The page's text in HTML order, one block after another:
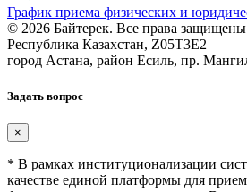
График приема физических и
© 2026 Байтерек. Все права
Республика Казахстан, Z05T3E2
город Астана, район Есиль, пр.
Задать вопрос
×
* В рамках институционализации
качестве единой платформы для